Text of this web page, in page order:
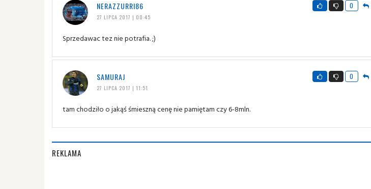
NERAZZURRI86
27 LIPCA 2017 | 00:45
0
Sprzedawac tez nie potrafia. ;)
SAMURAJ
27 LIPCA 2017 | 11:51
0
tam chodziło o jakąś śmieszną cenę nie pamiętam czy 6-8mln.
REKLAMA